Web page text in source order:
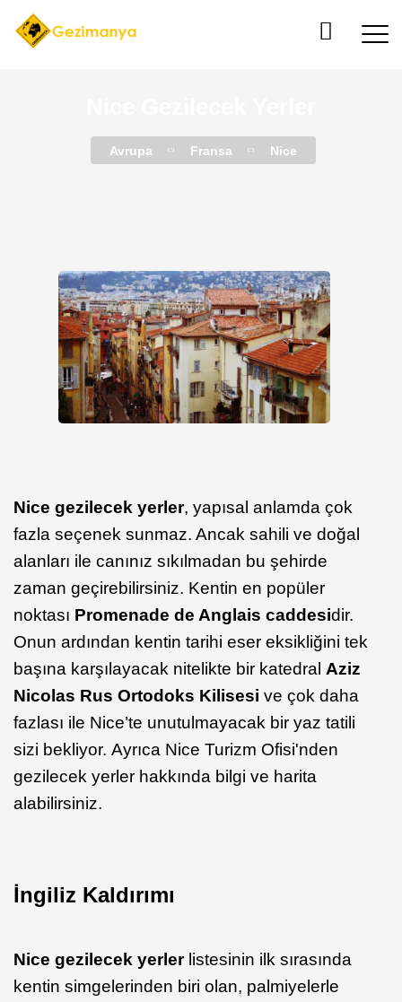
Avrupa Fransa Nice
Nice gezilecek yerler, yapısal anlamda çok
fazla seçenek sunmaz. Ancak sahili ve doğal
alanları ile canınız sıkılmadan bu şehirde
zaman geçirebilirsiniz. Kentin en popüler
noktası Promenade de Anglais caddesidir.
Onun ardından kentin tarihi eser eksikliğini tek
başına karşılayacak nitelikte bir katedral Aziz
Nicolas Rus Ortodoks Kilisesi ve çok daha
fazlası ile Nice’te unutulmayacak bir yaz tatili
sizi bekliyor. Ayrıca Nice Turizm Ofisi'nden
gezilecek yerler hakkında bilgi ve harita
alabilirsiniz.
İngiliz Kaldırımı
Nice gezilecek yerlerlistesinin ilk sırasında
kentin simgelerinden biri olan, palmiyelerle